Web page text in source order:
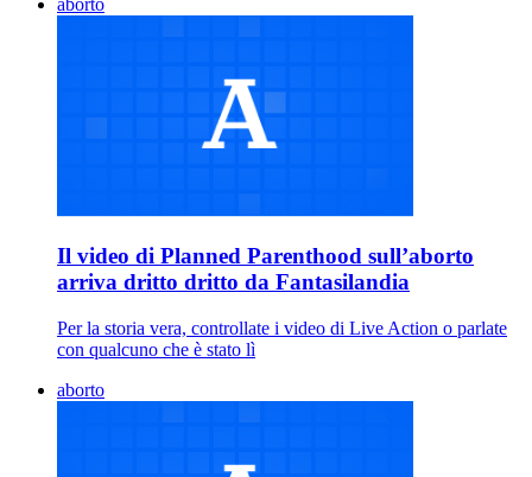
Il video di Planned Parenthood sull’aborto
arriva dritto dritto da Fantasilandia
Per la storia vera, controllate i video di Live Action o parlate
con qualcuno che è stato lì
aborto